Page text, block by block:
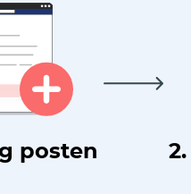
posten